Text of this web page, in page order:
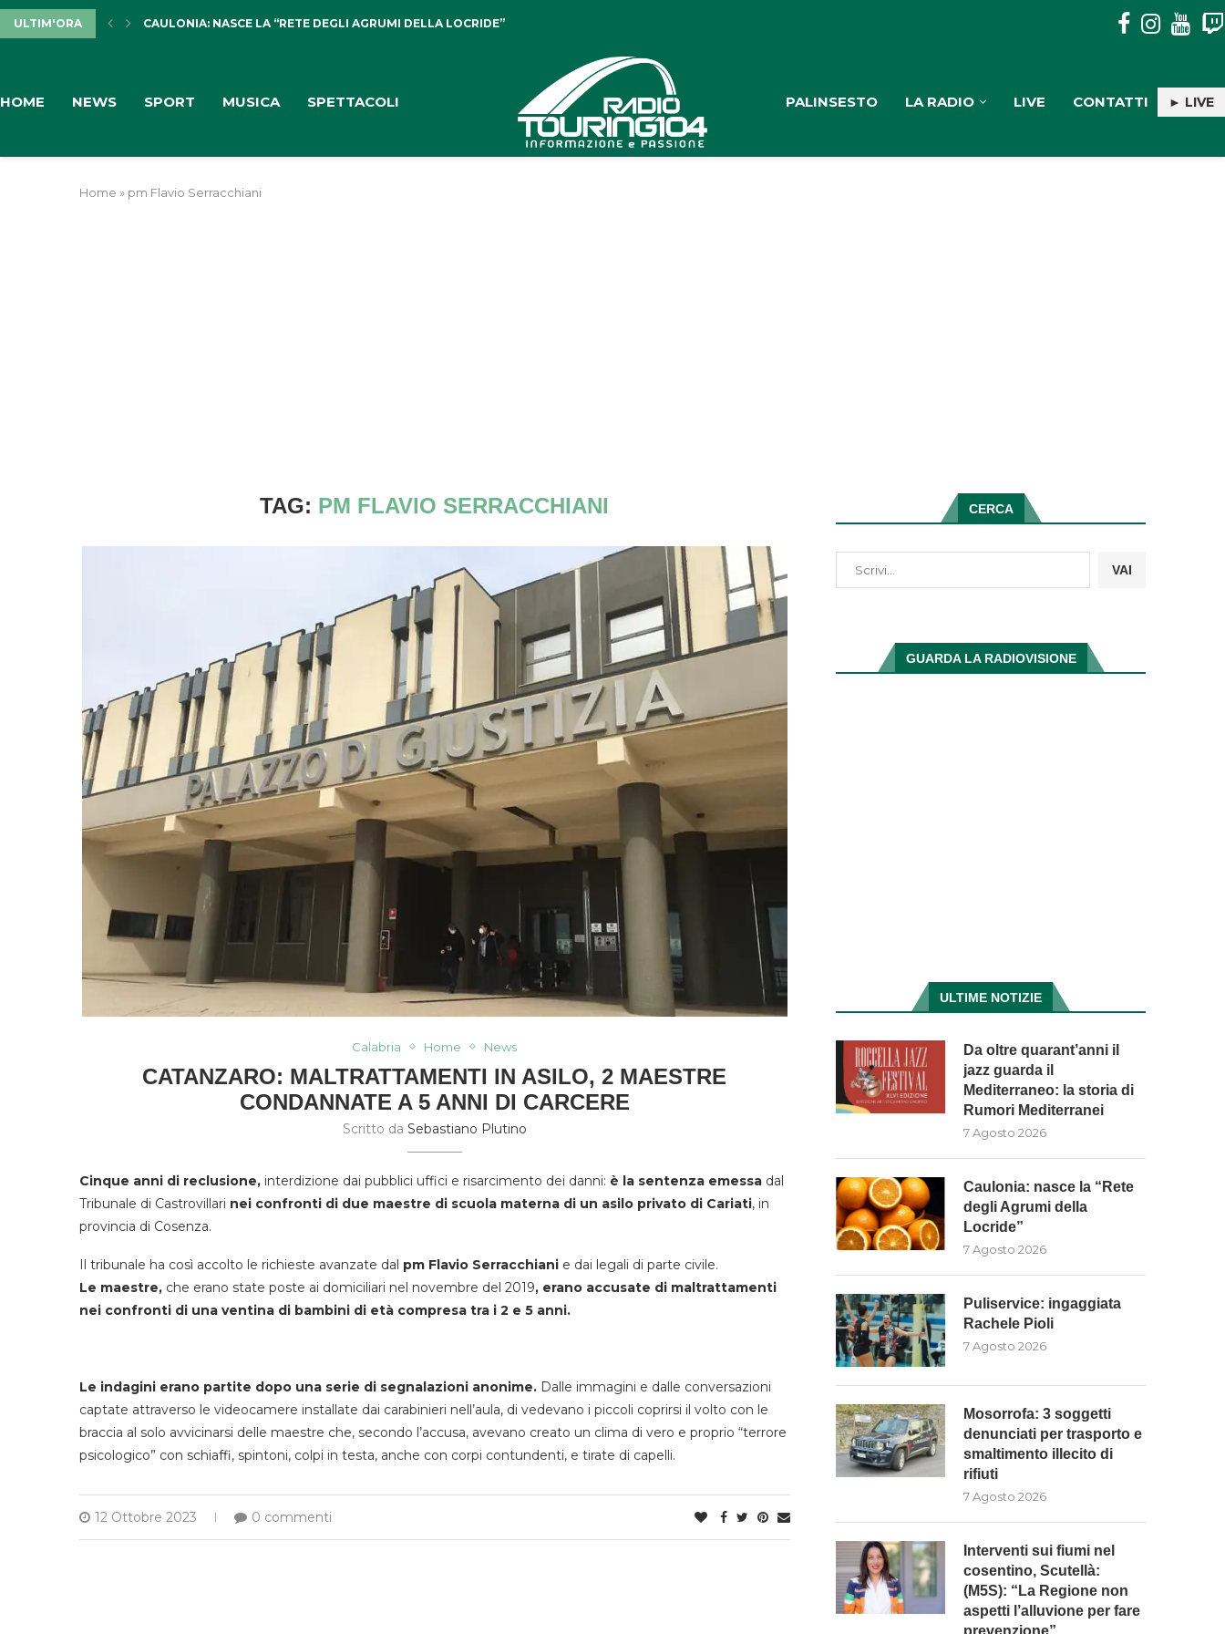
ULTIM'ORA CAULONIA: NASCE LA “RETE DEGLI AGRUMI DELLA LOCRIDE” PULISERVICE: INGAGGIATA RACHELE PIOLI
HOME NEWS SPORT MUSICA SPETTACOLI PALINSESTO LA RADIO LIVE CONTATTI ► LIVE
Home » pm Flavio Serracchiani
TAG: PM FLAVIO SERRACCHIANI
Calabria Home News
CATANZARO: MALTRATTAMENTI IN ASILO, 2 MAESTRE
CONDANNATE A 5 ANNI DI CARCERE
Scritto da Sebastiano Plutino
Cinque anni di reclusione, interdizione dai pubblici uffici e risarcimento dei danni: è la sentenza emessa dal
Tribunale di Castrovillari nei confronti di due maestre di scuola materna di un asilo privato di Cariati, in
provincia di Cosenza.
Il tribunale ha così accolto le richieste avanzate dal pm Flavio Serracchiani e dai legali di parte civile.
Le maestre, che erano state poste ai domiciliari nel novembre del 2019, erano accusate di maltrattamenti
nei confronti di una ventina di bambini di età compresa tra i 2 e 5 anni.
Le indagini erano partite dopo una serie di segnalazioni anonime. Dalle immagini e dalle conversazioni
captate attraverso le videocamere installate dai carabinieri nell’aula, di vedevano i piccoli coprirsi il volto con le
braccia al solo avvicinarsi delle maestre che, secondo l’accusa, avevano creato un clima di vero e proprio “terrore
psicologico” con schiaffi, spintoni, colpi in testa, anche con corpi contundenti, e tirate di capelli.
12 Ottobre 2023 0 commenti
CERCA
VAI
GUARDA LA RADIOVISIONE
ULTIME NOTIZIE
Da oltre quarant’anni il
jazz guarda il
Mediterraneo: la storia di
Rumori Mediterranei
7 Agosto 2026
Caulonia: nasce la “Rete
degli Agrumi della
Locride”
7 Agosto 2026
Puliservice: ingaggiata
Rachele Pioli
7 Agosto 2026
Mosorrofa: 3 soggetti
denunciati per trasporto e
smaltimento illecito di
rifiuti
7 Agosto 2026
Interventi sui fiumi nel
cosentino, Scutellà:
(M5S): “La Regione non
aspetti l’alluvione per fare
prevenzione”